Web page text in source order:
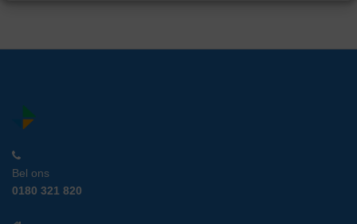
Bel ons
0180 321 820